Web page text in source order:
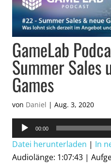
GameLab
Summer Sales
Games
von Daniel | Aug. 3, 2020
Audio-
Player
00:00
Datei herunterladen | In
Audiolänge: 1:07:43 |